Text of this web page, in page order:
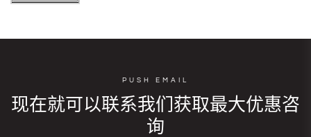
PUSH EMAIL
现在就可以联系我们获取最大优惠咨
询